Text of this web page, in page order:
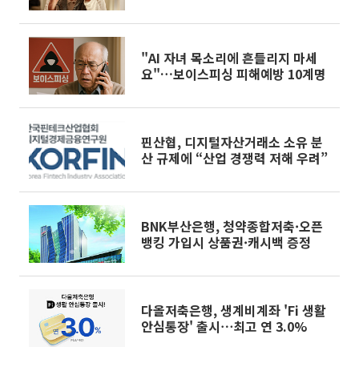
"AI 자녀 목소리에 흔들리지 마세
요"…보이스피싱 피해예방 10계명
핀산협, 디지털자산거래소 소유 분
산 규제에 “산업 경쟁력 저해 우려”
BNK부산은행, 청약종합저축·오픈
뱅킹 가입시 상품권·캐시백 증정
다올저축은행, 생계비계좌 'Fi 생활
안심통장' 출시⋯최고 연 3.0%